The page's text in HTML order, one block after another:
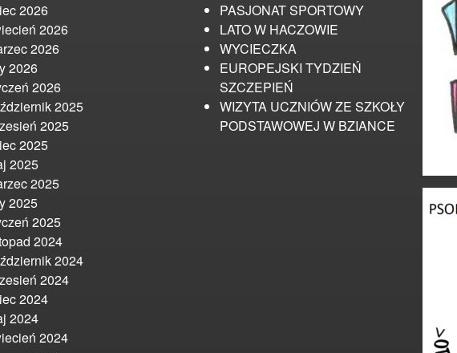
2026
2026
2026
2026
2026
2025
2025
2025
2025
2025
2025
2025
2024
2024
2024
2024
2024
2024
PASJONAT SPORTOWY
LATO W HACZOWIE
WYCIECZKA
EUROPEJSKI TYDZIEŃ
SZCZEPIEŃ
WIZYTA UCZNIÓW ZE SZKOŁY
PODSTAWOWEJ W BZIANCE